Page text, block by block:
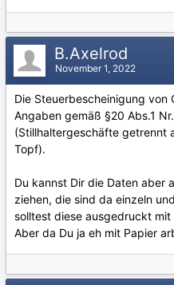
B.Axelrod
November 1, 2022
Die Steuerbescheinigung von
Angaben gemäß §20 Abs.1
(Stillhaltergeschäfte getrennt
Topf).
Du kannst Dir die Daten aber
ziehen, die sind da einzeln
solltest diese ausgedruckt
Aber da Du ja eh mit Papier